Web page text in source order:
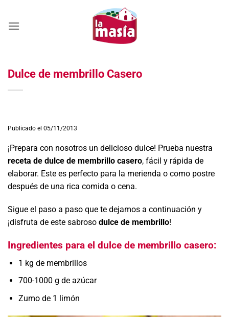
contenido
Dulce de membrillo Casero
Publicado el 05/11/2013
¡Prepara con nosotros un delicioso dulce! Prueba nuestra
receta de dulce de membrillo casero, fácil y rápida de
elaborar. Este es perfecto para la merienda o como postre
después de una rica comida o cena.
Sigue el paso a paso que te dejamos a continuación y
¡disfruta de este sabroso dulce de membrillo!
Ingredientes para el dulce de membrillo casero:
1 kg de membrillos
700-1000 g de azúcar
Zumo de 1 limón